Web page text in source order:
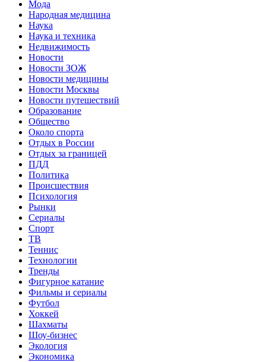
Мода
Народная медицина
Наука
Наука и техника
Недвижимость
Новости
Новости ЗОЖ
Новости медицины
Новости Москвы
Новости путешествий
Образование
Общество
Около спорта
Отдых в России
Отдых за границей
ПДД
Политика
Происшествия
Психология
Рынки
Сериалы
Спорт
ТВ
Теннис
Технологии
Тренды
Фигурное катание
Фильмы и сериалы
Футбол
Хоккей
Шахматы
Шоу-бизнес
Экология
Экономика